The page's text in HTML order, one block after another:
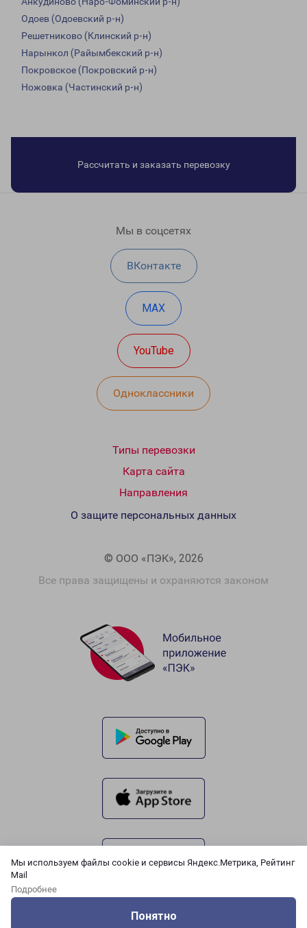
Мы используем файлы cookie и сервисы Яндекс.Метрика, Рейтинг
Mail
Подробнее
Понятно
Одоев (Одоевский р-н)
Решетниково (Клинский р-н)
Нарынкол (Райымбекский р-н)
Покровское (Покровский р-н)
Ножовка (Частинский р-н)
Рассчитать и заказать перевозку
Мы в соцсетях
ВКонтакте
MAX
YouTube
Одноклассники
Типы перевозки
Карта сайта
Направления
© ООО «ПЭК», 2026
Все права защищены и охраняются законом
О защите персональных данных